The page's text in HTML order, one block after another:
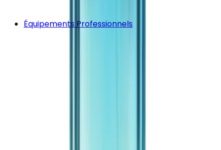
Équipements Professionnels